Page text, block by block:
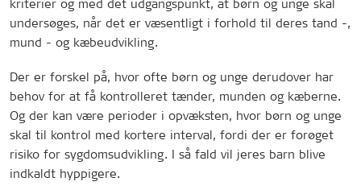
kriterier og med det udgangspunkt, at børn og unge skal
undersøges, når det er væsentligt i forhold til deres tand -,
mund - og kæbeudvikling.
Der er forskel på, hvor ofte børn og unge derudover har
behov for at få kontrolleret tænder, munden og kæberne.
Og der kan være perioder i opvæksten, hvor børn og unge
skal til kontrol med kortere interval, fordi der er forøget
risiko for sygdomsudvikling. I så fald vil jeres barn blive
indkaldt hyppigere.